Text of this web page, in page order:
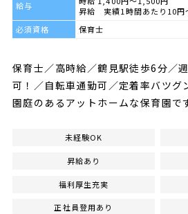
給与
昇給 実績1時間あたり10円
必須資格
保育士
保育士／高時給／鶴見駅徒歩6分／
可！／自転車通勤可／定着率バツ
園庭のあるアットホームな保育園で
未経験OK
昇給あり
福利厚生充実
正社員登用あり